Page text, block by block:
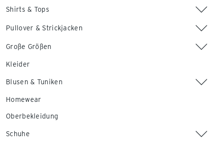
Shirts & Tops
Pullover & Strickjacken
Große Größen
Kleider
Blusen & Tuniken
Homewear
Oberbekleidung
Schuhe